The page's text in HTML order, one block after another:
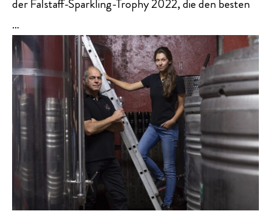
der Falstaff-Sparkling-Trophy 2022, die den besten
…